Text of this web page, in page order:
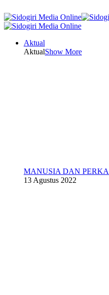
Aktual
AktualShow More
MANUSIA DAN
13 Agustus 2022